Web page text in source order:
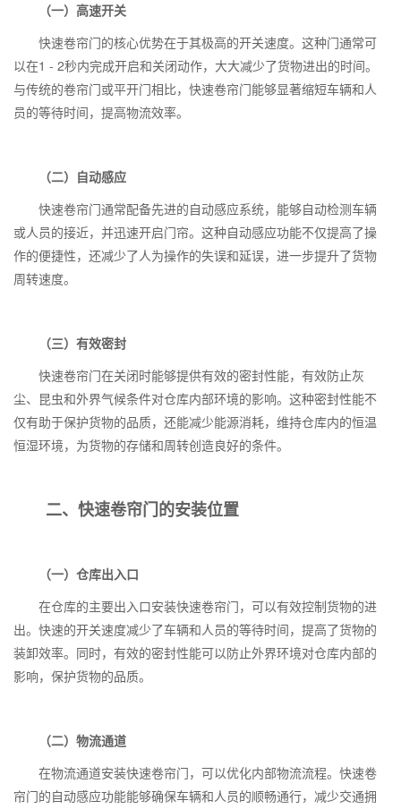
（一）高速开关
快速卷帘门的核心优势在于其极高的开关速度。这种门通常可
以在1 - 2秒内完成开启和关闭动作，大大减少了货物进出的时间。
与传统的卷帘门或平开门相比，快速卷帘门能够显著缩短车辆和人
员的等待时间，提高物流效率。
（二）自动感应
快速卷帘门通常配备先进的自动感应系统，能够自动检测车辆
或人员的接近，并迅速开启门帘。这种自动感应功能不仅提高了操
作的便捷性，还减少了人为操作的失误和延误，进一步提升了货物
周转速度。
（三）有效密封
快速卷帘门在关闭时能够提供有效的密封性能，有效防止灰
尘、昆虫和外界气候条件对仓库内部环境的影响。这种密封性能不
仅有助于保护货物的品质，还能减少能源消耗，维持仓库内的恒温
恒湿环境，为货物的存储和周转创造良好的条件。
二、快速卷帘门的安装位置
（一）仓库出入口
在仓库的主要出入口安装快速卷帘门，可以有效控制货物的进
出。快速的开关速度减少了车辆和人员的等待时间，提高了货物的
装卸效率。同时，有效的密封性能可以防止外界环境对仓库内部的
影响，保护货物的品质。
（二）物流通道
在物流通道安装快速卷帘门，可以优化内部物流流程。快速卷
帘门的自动感应功能能够确保车辆和人员的顺畅通行，减少交通拥